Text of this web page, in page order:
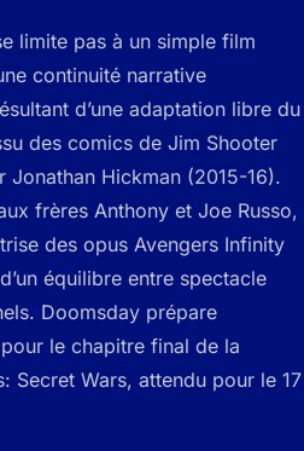
limite pas à un simple film
continuité narrative
d’une adaptation libre du
des comics de Jim Shooter
Hickman (2015-16).
frères Anthony et Joe Russo,
des opus Avengers Infinity
équilibre entre spectacle
Doomsday prépare
le chapitre final de la
Secret Wars, attendu pour le 17